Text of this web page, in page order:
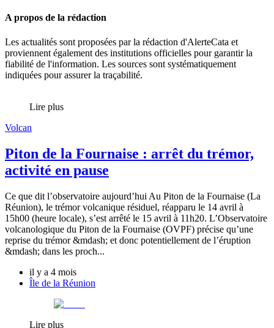
A propos de la rédaction
Les actualités sont proposées par la rédaction d'AlerteCata et
proviennent également des institutions officielles pour garantir la
fiabilité de l'information. Les sources sont systématiquement
indiquées pour assurer la traçabilité.
Lire plus
Volcan
Piton de la Fournaise : arrêt du trémor,
activité en pause
Ce que dit l’observatoire aujourd’hui Au Piton de la Fournaise (La
Réunion), le trémor volcanique résiduel, réapparu le 14 avril à
15h00 (heure locale), s’est arrêté le 15 avril à 11h20. L’Observatoire
volcanologique du Piton de la Fournaise (OVPF) précise qu’une
reprise du trémor &mdash; et donc potentiellement de l’éruption
&mdash; dans les proch...
il y a 4 mois
Île de la Réunion
Lire plus